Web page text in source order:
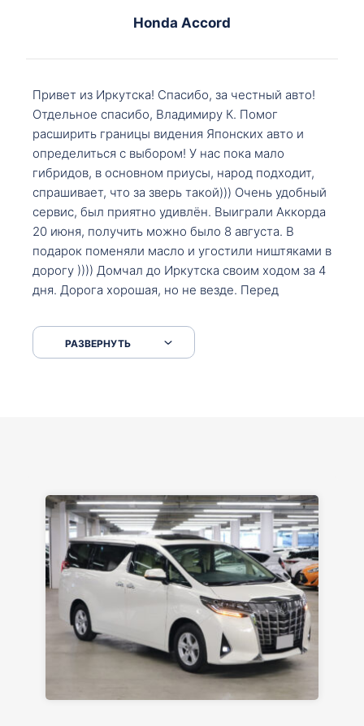
Honda Accord
Привет из Иркутска! Спасибо, за честный авто!
Отдельное спасибо, Владимиру К. Помог
расширить границы видения Японских авто и
определиться с выбором! У нас пока мало
гибридов, в основном приусы, народ подходит,
спрашивает, что за зверь такой))) Очень удобный
сервис, был приятно удивлён. Выиграли Аккорда
20 июня, получить можно было 8 августа. В
подарок поменяли масло и угостили ништяками в
дорогу )))) Домчал до Иркутска своим ходом за 4
дня. Дорога хорошая, но не везде. Перед
серпантинах по пути следования.
РАЗВЕРНУТЬ